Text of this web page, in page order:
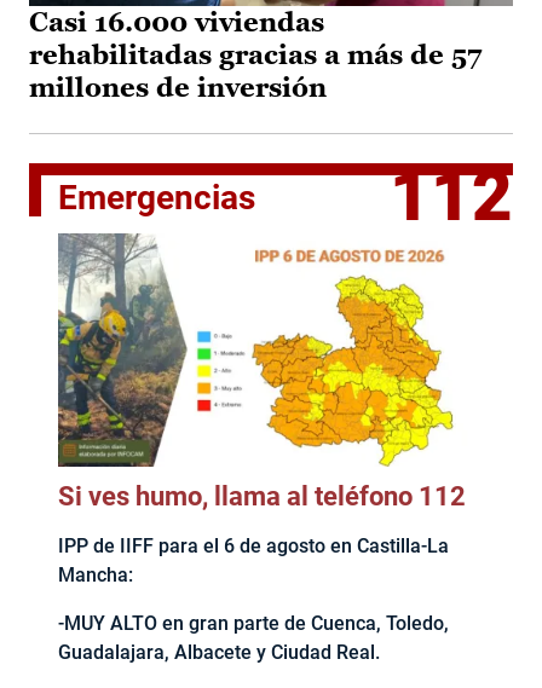
Casi 16.000 viviendas
rehabilitadas gracias a más de 57
millones de inversión
Emergencias 112
Si ves humo, llama al teléfono 112
IPP de IIFF para el 6 de agosto en Castilla-La
Mancha:
-MUY ALTO en gran parte de Cuenca, Toledo,
Guadalajara, Albacete y Ciudad Real.